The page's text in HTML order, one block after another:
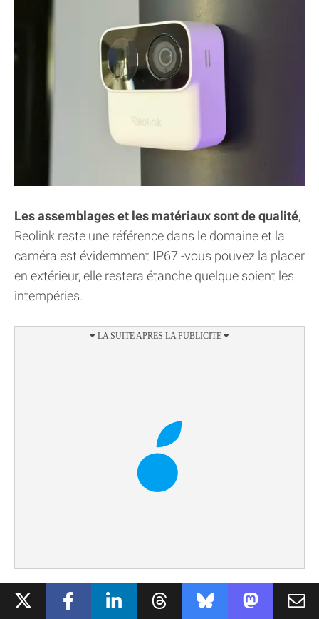
Les assemblages et les matériaux sont de qualité,
Reolink reste une référence dans le domaine et la
caméra est évidemment IP67 -vous pouvez la placer
en extérieur, elle restera étanche quelque soient les
intempéries.